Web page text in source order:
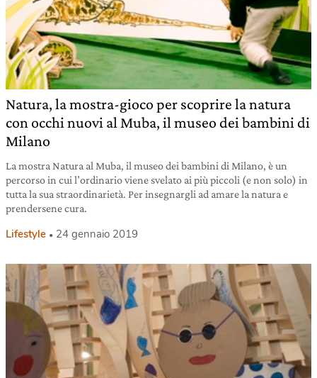
Natura, la mostra-gioco per scoprire la natura
con occhi nuovi al Muba, il museo dei bambini di
Milano
La mostra Natura al Muba, il museo dei bambini di Milano, è un
percorso in cui l’ordinario viene svelato ai più piccoli (e non solo) in
tutta la sua straordinarietà. Per insegnargli ad amare la natura e
prendersene cura.
Lifestyle 24 gennaio 2019